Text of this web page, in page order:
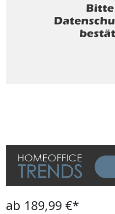
ab 189,99 €*